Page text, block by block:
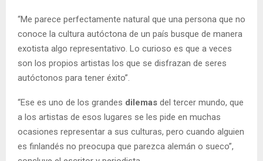
“Me parece perfectamente natural que una persona que no
conoce la cultura autóctona de un país busque de manera
exotista algo representativo. Lo curioso es que a veces
son los propios artistas los que se disfrazan de seres
autóctonos para tener éxito”.
“Ese es uno de los grandes dilemas del tercer mundo, que
a los artistas de esos lugares se les pide en muchas
ocasiones representar a sus culturas, pero cuando alguien
es finlandés no preocupa que parezca alemán o sueco”,